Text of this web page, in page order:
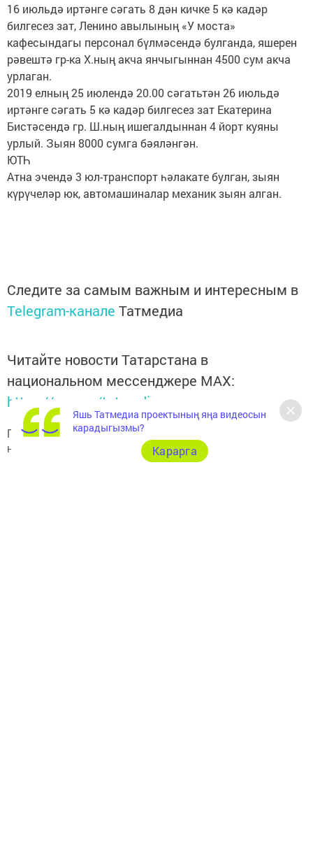
16 июльдә иртәнге сәгать 8 дән кичке 5 кә кадәр
билгесез зат, Ленино авылының «У моста»
кафесындагы персонал бүлмәсендә булганда, яшерен
рәвештә гр-ка Х.ның акча янчыгыннан 4500 сум акча
урлаган.
2019 елның 25 июлендә 20.00 сәгатьтән 26 июльдә
иртәнге сәгать 5 кә кадәр билгесез зат Екатерина
Бистәсендә гр. Ш.ның ишегалдыннан 4 йорт куяны
урлый. Зыян 8000 сумга бәяләнгән.
ЮТҺ
Атна эчендә 3 юл-транспорт һәлакате булган, зыян
күрүчеләр юк, автомашиналар механик зыян алган.
Следите за самым важным и интересным в
Telegram-канале Татмедиа
Читайте новости Татарстана в
национальном мессенджере MАХ:
https://max.ru/tatmedia
Подписывайтесь на нашTelegram-канал
новь"
Яшь Татмедиа проектының яңа видеосын
карадыгызмы?
Карарга